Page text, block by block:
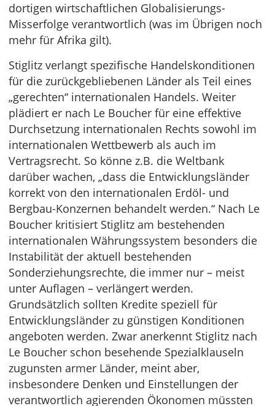
dortigen wirtschaftlichen Globalisierungs-
Misserfolge verantwortlich (was im Übrigen noch
mehr für Afrika gilt).
Stiglitz verlangt spezifische Handelskonditionen
für die zurückgebliebenen Länder als Teil eines
„gerechten“ internationalen Handels. Weiter
plädiert er nach Le Boucher für eine effektive
Durchsetzung internationalen Rechts sowohl im
internationalen Wettbewerb als auch im
Vertragsrecht. So könne z.B. die Weltbank
darüber wachen, „dass die Entwicklungsländer
korrekt von den internationalen Erdöl- und
Bergbau-Konzernen behandelt werden.“ Nach Le
Boucher kritisiert Stiglitz am bestehenden
internationalen Währungssystem besonders die
Instabilität der aktuell bestehenden
Sonderziehungsrechte, die immer nur – meist
unter Auflagen – verlängert werden.
Grundsätzlich sollten Kredite speziell für
Entwicklungsländer zu günstigen Konditionen
angeboten werden. Zwar anerkennt Stiglitz nach
Le Boucher schon besehende Spezialklauseln
zugunsten armer Länder, meint aber,
insbesondere Denken und Einstellungen der
verantwortlich agierenden Ökonomen müssten